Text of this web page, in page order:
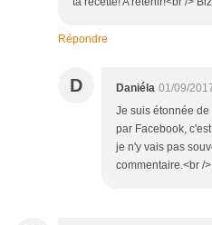
Répondre
D Daniéla 01/09/
Je suis étonnée
par Facebook,
je n'y vais pas
commentaire.<br /